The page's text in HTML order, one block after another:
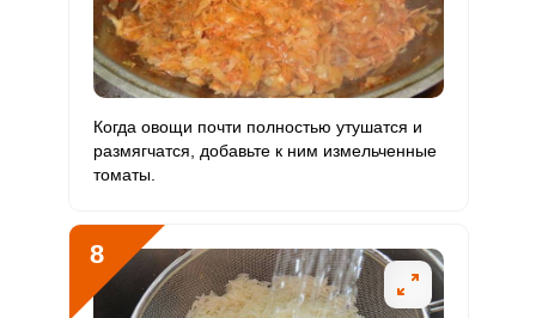
Когда овощи почти полностью утушатся и
размягчатся, добавьте к ним измельченные
томаты.
8